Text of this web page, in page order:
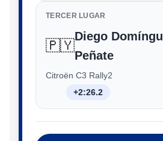
TERCER LUGAR
🇵🇾
Diego
Peñate
Citroën C3 Rally2
+2:26.2